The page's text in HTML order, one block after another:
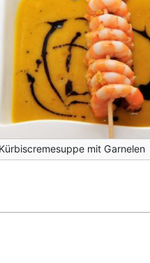
mit Garnelen